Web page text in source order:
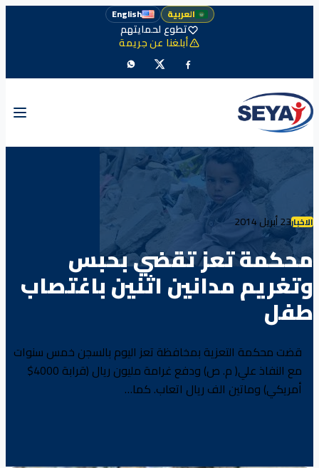
العربية English
تطوع لحمايتهم
أبلغنا عن جريمة
الاخبار23 أبريل 2014
محكمة تعز تقضي بحبس
وتغريم مدانين اثنين باغتصاب
طفل
قضت محكمة التعزية بمخافظة تعز اليوم بالسجن خمس سنوات
مع النفاذ علي( م. ص) ودفع غرامة مليون ريال (قرابة 4000$
أمريكي) وماتين الف ريال اتعاب. كما…